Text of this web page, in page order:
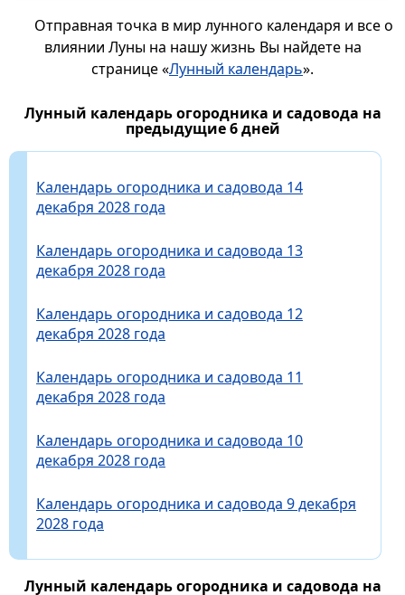
Отправная точка в мир лунного календаря и все о
влиянии Луны на нашу жизнь Вы найдете на
странице «Лунный календарь».
Лунный календарь огородника и садовода на
предыдущие 6 дней
Календарь огородника и садовода 14
декабря 2028 года
Календарь огородника и садовода 13
декабря 2028 года
Календарь огородника и садовода 12
декабря 2028 года
Календарь огородника и садовода 11
декабря 2028 года
Календарь огородника и садовода 10
декабря 2028 года
Календарь огородника и садовода 9 декабря
2028 года
Лунный календарь огородника и садовода на